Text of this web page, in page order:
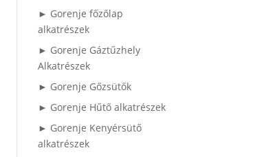
► Gorenje főzőlap
alkatrészek
► Gorenje Gáztűzhely
Alkatrészek
► Gorenje Gőzsütők
► Gorenje Hűtő alkatrészek
► Gorenje Kenyérsütő
alkatrészek